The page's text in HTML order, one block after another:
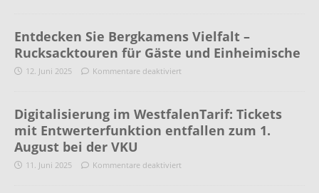
Entdecken Sie Bergkamens Vielfalt –
Rucksacktouren für Gäste und Einheimische
12. Juni 2025 Kommentare deaktiviert
Digitalisierung im WestfalenTarif: Tickets
mit Entwerterfunktion entfallen zum 1.
August bei der VKU
11. Juni 2025 Kommentare deaktiviert